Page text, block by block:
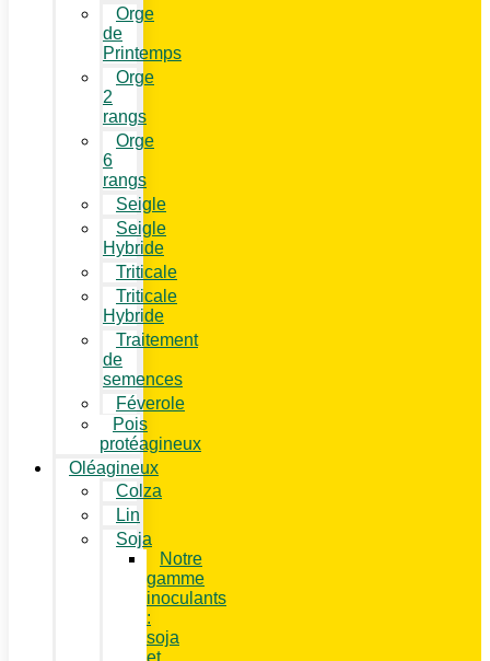
Orge
de
Printemps
Orge
2
rangs
Orge
6
rangs
Seigle
Seigle
Hybride
Triticale
Triticale
Hybride
Traitement
de
semences
Féverole
Pois
protéagineux
Oléagineux
Colza
Lin
Soja
Notre
gamme
inoculants
:
soja
et